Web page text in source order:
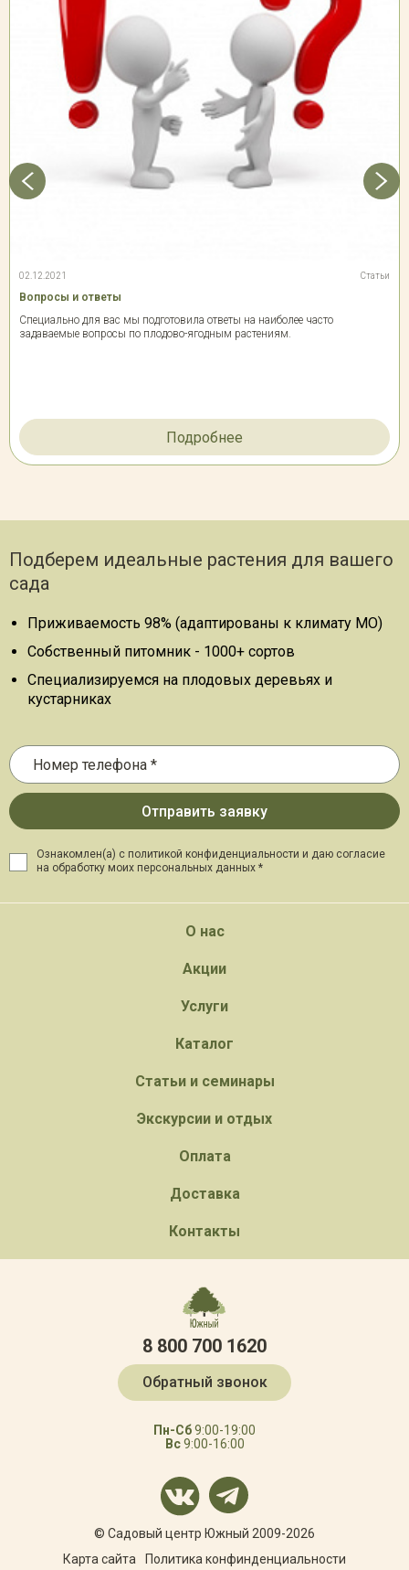
02.12.2021 Статьи
Вопросы и ответы
Специально для вас мы подготовила ответы на наиболее часто
задаваемые вопросы по плодово-ягодным растениям.
Подробнее
Подберем идеальные растения для вашего
сада
Приживаемость 98% (адаптированы к климату МО)
Собственный питомник - 1000+ сортов
Специализируемся на плодовых деревьях и
кустарниках
Ознакомлен(а) с политикой конфиденциальности и даю согласие
на обработку моих персональных данных *
О нас
Акции
Услуги
Каталог
Статьи и семинары
Экскурсии и отдых
Оплата
Доставка
Контакты
8 800 700 1620
Обратный звонок
Пн-Сб9:00-19:00
Вс9:00-16:00
© Садовый центр Южный 2009-2026
Карта сайта
Политика конфинденциальности